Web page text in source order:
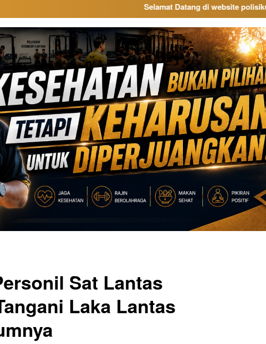
Selamat Datang di website polisiku.co.id
Sat Lantas
Laka Lantas